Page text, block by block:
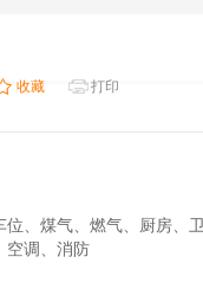
收藏 打印
、煤气、燃气、厨房、
空调、消防